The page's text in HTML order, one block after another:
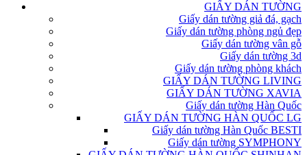
GIẤY DÁN TƯỜNG
Giấy dán tường giả đá, gạch
Giấy dán tường phòng ngủ đẹp
Giấy dán tường vân gỗ
Giấy dán tường 3d
Giấy dán tường phòng khách
GIẤY DÁN TƯỜNG LIVING
GIẤY DÁN TƯỜNG XAVIA
Giấy dán tường Hàn Quốc
GIẤY DÁN TƯỜNG HÀN QUỐC LG
Giấy dán tường Hàn Quốc BESTI
Giấy dán tường SYMPHONY